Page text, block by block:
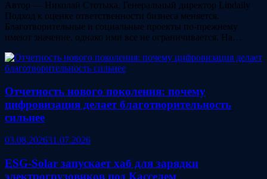
Автор — Николай Стотыка, Генеральный директор Lindaily
Подход к оценке ответственности бизнеса меняется.
Благотворительные и социальные проекты по-прежнему
имеют значение, однако ими все не ограничивается. На…
Отчетность нового поколения: почему
цифровизация делает благотворительность
сильнее
03.08.202631.07.2026
ESG‑Solar запускает хаб для зарядки
электрогрузовиков под Касселем